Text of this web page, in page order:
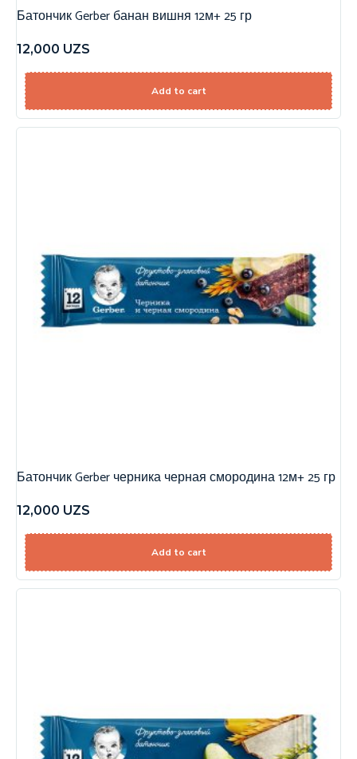
Батончик Gerber банан вишня 12м+ 25 гр
12,000 UZS
Add to cart
Батончик Gerber черника черная смородина 12м+ 25 гр
12,000 UZS
Add to cart